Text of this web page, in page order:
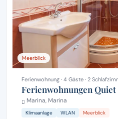
Meerblick
Ferienwohnung · 4 Gäste · 2
Ferienwohnungen Quiet
Marina, Marina
Klimaanlage WLAN Meerblick